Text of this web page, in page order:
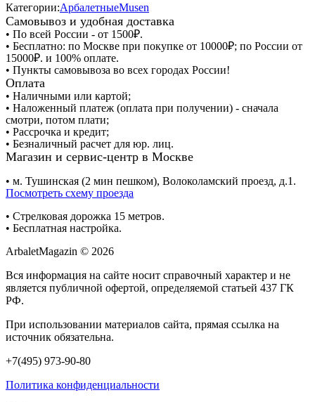
Категории:АрбалетныеMusen
Самовывоз и удобная доставка
• По всей России - от 1500₽.
• Бесплатно: по Москве при покупке от 10000₽; по России от
15000₽. и 100% оплате.
• Пункты самовывоза во всех городах России!
Оплата
• Наличными или картой;
• Наложенный платеж (оплата при получении) - сначала
смотри, потом плати;
• Рассрочка и кредит;
• Безналичный расчет для юр. лиц.
Магазин и сервис-центр в Москве
• м. Тушинская (2 мин пешком), Волоколамский проезд, д.1.
Посмотреть схему проезда
• Cтрелковая дорожка 15 метров.
• Бесплатная настройка.
ArbaletMagazin © 2026
Вся информация на сайте носит справочный характер и не
является публичной офертой, определяемой статьей 437 ГК
РФ.
При использовании материалов сайта, прямая ссылка на
источник обязательна.
+7(495) 973-90-80
Политика конфиденциальности